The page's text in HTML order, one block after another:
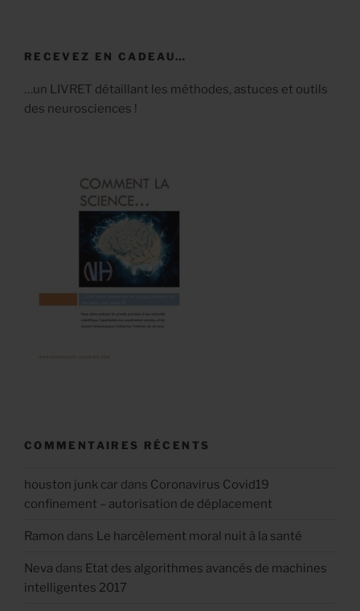
RECEVEZ EN CADEAU…
…un LIVRET détaillant les méthodes, astuces et outils
des neurosciences !
COMMENTAIRES RÉCENTS
houston junk car dans Coronavirus Covid19
confinement – autorisation de déplacement
Ramon dans Le harcèlement moral nuit à la santé
Neva dans Etat des algorithmes avancés de machines
intelligentes 2017